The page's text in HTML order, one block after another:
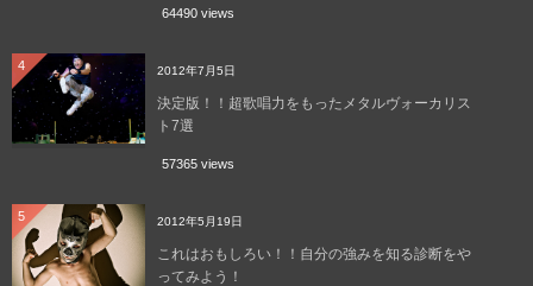
64490 views
4 2012年7月5日
決定版！！超歌唱力をもったメタルヴォーカリス
ト7選
57365 views
5 2012年5月19日
これはおもしろい！！自分の強みを知る診断をや
ってみよう！